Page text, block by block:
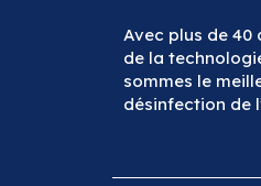
Avec plus de 40
de la
sommes le
désinfection de